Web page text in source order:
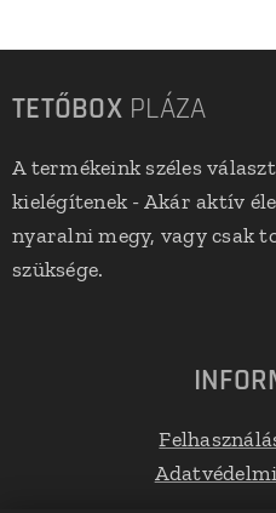
TETŐBOX PLÁZA
A termékeink széles
kielégítenek - Akár aktív
nyaralni megy, vagy csak
szüksége.